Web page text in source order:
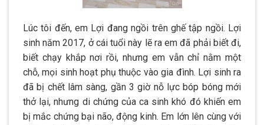
Lúc tôi đến, em Lợi đang ngồi trên ghế tập ngồi. Lợi
sinh năm 2017, ở cái tuổi này lẽ ra em đã phải biết đi,
biết chạy khắp nơi rồi, nhưng em vẫn chỉ nằm một
chỗ, mọi sinh hoạt phụ thuộc vào gia đình. Lợi sinh ra
đã bị chết lâm sàng, gần 3 giờ nỗ lực bóp bóng mới
thở lại, nhưng di chứng của ca sinh khó đó khiến em
bị mắc chứng bại não, động kinh. Em lớn lên cùng với